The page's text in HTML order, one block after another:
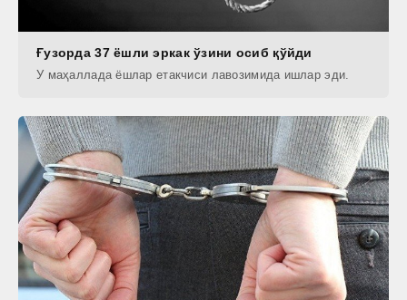
Ғузорда 37 ёшли эркак ўзини осиб қўйди
У маҳаллада ёшлар етакчиси лавозимида ишлар эди.